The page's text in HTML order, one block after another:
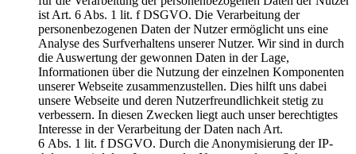
ist Art. 6 Abs. 1 lit. f DSGVO. Die Verarbeitung der
personenbezogenen Daten der Nutzer ermöglicht uns eine
Analyse des Surfverhaltens unserer Nutzer. Wir sind in durch
die Auswertung der gewonnen Daten in der Lage,
Informationen über die Nutzung der einzelnen Komponenten
unserer Webseite zusammenzustellen. Dies hilft uns dabei
unsere Webseite und deren Nutzerfreundlichkeit stetig zu
verbessern. In diesen Zwecken liegt auch unser berechtigtes
Interesse in der Verarbeitung der Daten nach Art.
6 Abs. 1 lit. f DSGVO. Durch die Anonymisierung der IP-